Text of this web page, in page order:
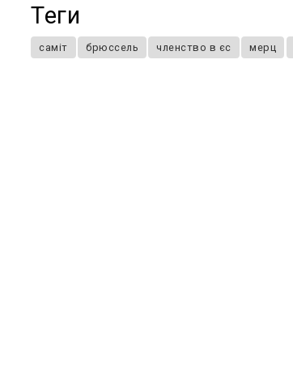
Теги
саміт брюссель членство в єс мерц